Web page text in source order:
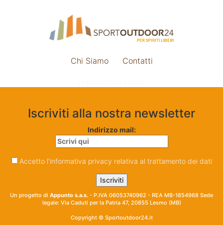
Chi Siamo Contatti
Iscriviti alla nostra newsletter
Indirizzo mail:
Accetto l'informativa privacy relativa al trattamento dei dati
Un progetto di Appunto s.a.s. - P.IVA 06053740962 - REA MB-1854968 Sede
legale: Via Caduti per la Patria 47, 20855 Lesmo (MB)
Copyright © Sportoutdoor24.it